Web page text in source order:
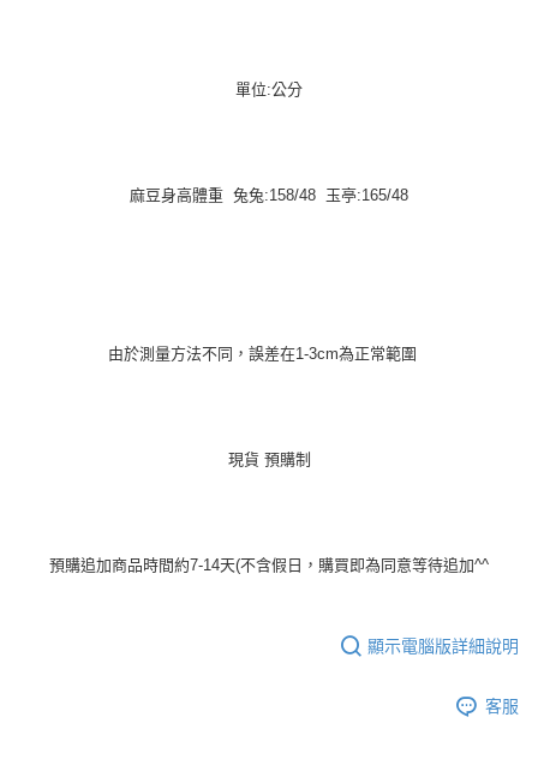
單位:公分
麻豆身高體重 兔兔:158/48 玉亭:165/48
由於測量方法不同，誤差在1-3cm為正常範圍
現貨 預購制
預購追加商品時間約7-14天(不含假日，購買即為同意等待追加^^
顯示電腦版詳細說明
客服